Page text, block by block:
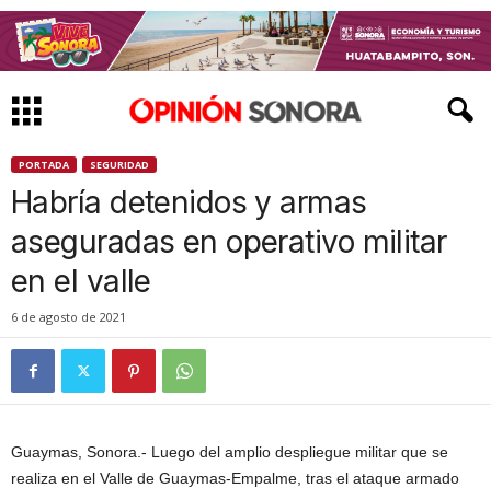
PORTADA SEGURIDAD
Habría detenidos y armas
aseguradas en operativo militar
en el valle
6 de agosto de 2021
Guaymas, Sonora.- Luego del amplio despliegue militar que se
realiza en el Valle de Guaymas-Empalme, tras el ataque armado